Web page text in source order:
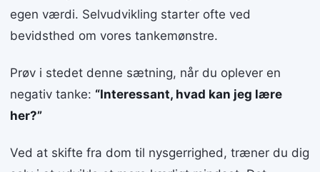
egen værdi. Selvudvikling starter ofte ved
bevidsthed om vores tankemønstre.
Prøv i stedet denne sætning, når du oplever en
negativ tanke: “Interessant, hvad kan jeg lære
her?”
Ved at skifte fra dom til nysgerrighed, træner du dig